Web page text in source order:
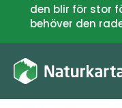
den blir för stor
behöver den